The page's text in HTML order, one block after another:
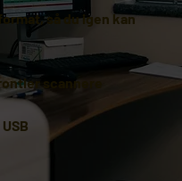
så du igen kan
scannere